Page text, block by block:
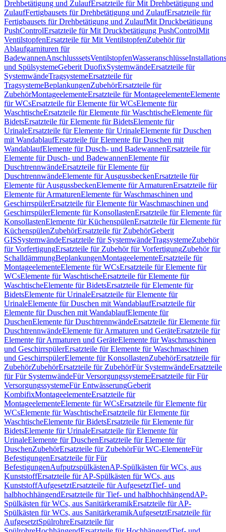
Drehbetätigung und ZulaufErsatzteile für Mit Drehbetätigung und
ZulaufFertigbausets für Drehbetätigung und ZulaufErsatzteile für
Fertigbausets für Drehbetätigung und ZulaufMit Druckbetätigung
PushControlErsatzteile für Mit Druckbetätigung PushControlMit
VentilstopfenErsatzteile für Mit VentilstopfenZubehör für
Ablaufgarnituren für
BadewannenAnschlusssetsVentilstopfenWasseranschlüsse
und SpülsystemeGeberit DuofixSystemwändeErsatzteile für
SystemwändeTragsystemeErsatzteile für
TragsystemeBeplankungenZubehörErsatzteile für
ZubehörMontageelementeErsatzteile für MontageelementeElemente
für WCsErsatzteile für Elemente für WCsElemente für
WaschtischeErsatzteile für Elemente für WaschtischeElemente für
BidetsErsatzteile für Elemente für BidetsElemente für
UrinaleErsatzteile für Elemente für UrinaleElemente für Duschen
mit WandablaufErsatzteile für Elemente für Duschen mit
WandablaufElemente für Dusch- und BadewannenErsatzteile für
Elemente für Dusch- und BadewannenElemente für
DuschtrennwändeErsatzteile für Elemente für
DuschtrennwändeElemente für AusgussbeckenErsatzteile für
Elemente für AusgussbeckenElemente für ArmaturenErsatzteile für
Elemente für ArmaturenElemente für Waschmaschinen und
GeschirrspülerErsatzteile für Elemente für Waschmaschinen und
GeschirrspülerElemente für KonsollastenErsatzteile für Elemente für
KonsollastenElemente für KüchenspülenErsatzteile für Elemente für
KüchenspülenZubehörErsatzteile für ZubehörGeberit
GISSystemwändeErsatzteile für SystemwändeTragsystemeZubehör
für VorfertigungErsatzteile für Zubehör für VorfertigungZubehör für
SchalldämmungBeplankungenMontageelementeErsatzteile für
MontageelementeElemente für WCsErsatzteile für Elemente für
WCsElemente für WaschtischeErsatzteile für Elemente für
WaschtischeElemente für BidetsErsatzteile für Elemente für
BidetsElemente für UrinaleErsatzteile für Elemente für
UrinaleElemente für Duschen mit WandablaufErsatzteile für
Elemente für Duschen mit WandablaufElemente für
DuschenElemente für DuschtrennwändeErsatzteile für Elemente für
DuschtrennwändeElemente für Armaturen und GeräteErsatzteile für
Elemente für Armaturen und GeräteElemente für Waschmaschinen
und GeschirrspülerErsatzteile für Elemente für Waschmaschinen
und GeschirrspülerElemente für KonsollastenZubehörErsatzteile für
ZubehörZubehörErsatzteile für ZubehörFür SystemwändeErsatzteile
für Für SystemwändeFür VersorgungssystemeErsatzteile für Für
VersorgungssystemeFür EntwässerungGeberit
KombifixMontageelementeErsatzteile für
MontageelementeElemente für WCsErsatzteile für Elemente für
WCsElemente für WaschtischeErsatzteile für Elemente für
WaschtischeElemente für BidetsErsatzteile für Elemente für
BidetsElemente für UrinaleErsatzteile für Elemente für
UrinaleElemente für DuschenErsatzteile für Elemente für
DuschenZubehörErsatzteile für ZubehörFür WC-ElementeFür
BefestigungenErsatzteile für Für
BefestigungenAufputzspülkästenAP-Spülkästen für WCs, aus
KunststoffErsatzteile für AP-Spülkästen für WCs, aus
KunststoffAufgesetztErsatzteile für AufgesetztTief- und
halbhochhängendErsatzteile für Tief- und halbhochhängendAP-
Spülkästen für WCs, aus SanitärkeramikErsatzteile für AP-
Spülkästen für WCs, aus SanitärkeramikAufgesetztErsatzteile für
AufgesetztSpülrohreErsatzteile für